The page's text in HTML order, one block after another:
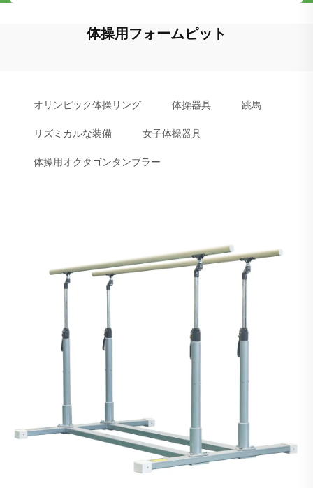
体操用フォームピット
オリンピック体操リング 体操器具 跳馬
リズミカルな装備 女子体操器具
体操用オクタゴンタンブラー